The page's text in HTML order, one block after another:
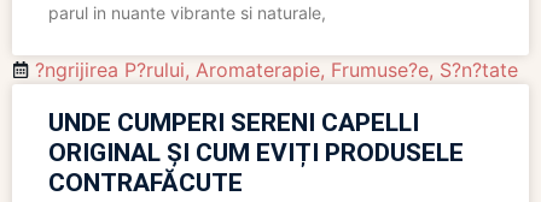
parul in nuante vibrante si naturale,
?ngrijirea P?rului, Aromaterapie, Frumuse?e, S?n?tate
UNDE CUMPERI SERENI CAPELLI
ORIGINAL ȘI CUM EVIȚI PRODUSELE
CONTRAFĂCUTE